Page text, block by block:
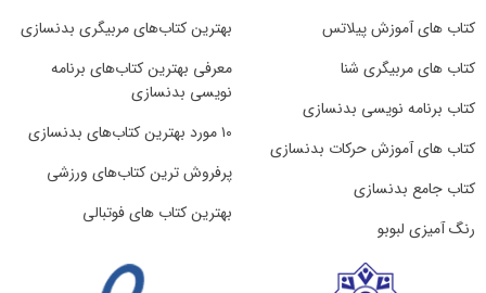
کتاب های آموزش پیلاتس
کتاب های مربیگری شنا
کتاب برنامه نویسی بدنسازی
کتاب های آموزش حرکات بدنسازی
کتاب جامع بدنسازی
رنگ آمیزی لبوبو
بهترین کتاب‌های مربیگری بدنسازی
معرفی بهترین کتاب‌های برنامه
نویسی بدنسازی
۱۰ مورد بهترین کتاب‌های بدنسازی
پرفروش ترین کتاب‌های ورزشی
بهترین کتاب های فوتبالی